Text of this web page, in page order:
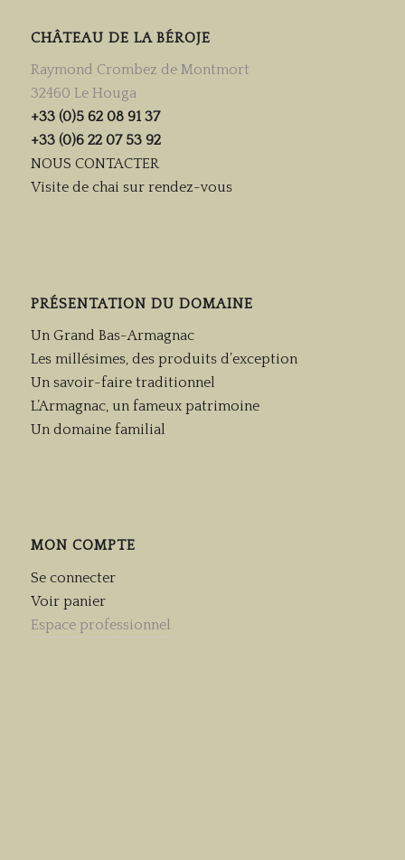
CHÂTEAU DE LA BÉROJE
Raymond Crombez de Montmort
32460 Le Houga
+33 (0)5 62 08 91 37
+33 (0)6 22 07 53 92
NOUS CONTACTER
Visite de chai sur rendez-vous
PRÉSENTATION DU DOMAINE
Un Grand Bas-Armagnac
Les millésimes, des produits d’exception
Un savoir-faire traditionnel
L’Armagnac, un fameux patrimoine
Un domaine familial
MON COMPTE
Se connecter
Voir panier
Espace professionnel